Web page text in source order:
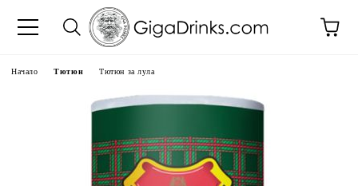
Начало Тютюн Тютюн за лула